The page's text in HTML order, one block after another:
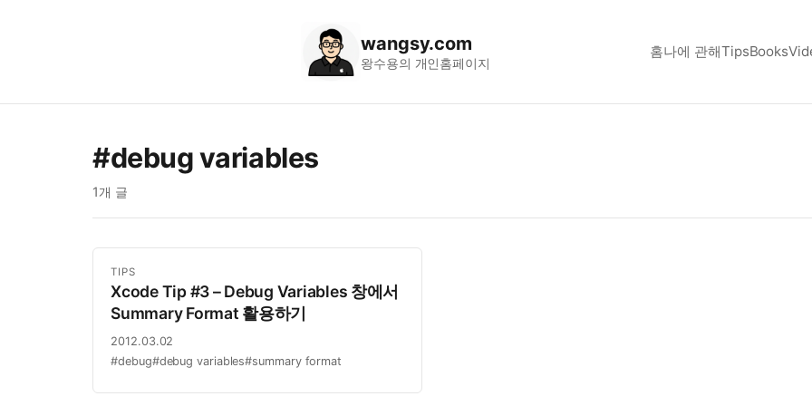
wangsy.com
왕수용의 개인홈페이지
홈나에 관해TipsBooks
#debug variables
1개 글
TIPS
Xcode Tip #3 – Debug Variables 창에서
Summary Format 활용하기
2012.03.02
#debug#debug variables#summary format